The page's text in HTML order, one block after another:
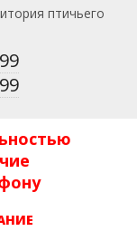
птичьего